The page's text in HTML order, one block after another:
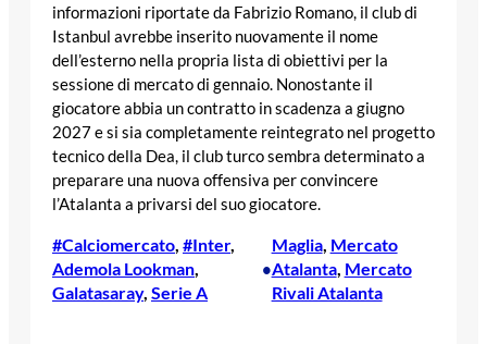
informazioni riportate da Fabrizio Romano, il club di
Istanbul avrebbe inserito nuovamente il nome
dell’esterno nella propria lista di obiettivi per la
sessione di mercato di gennaio. Nonostante il
giocatore abbia un contratto in scadenza a giugno
2027 e si sia completamente reintegrato nel progetto
tecnico della Dea, il club turco sembra determinato a
preparare una nuova offensiva per convincere
l’Atalanta a privarsi del suo giocatore.
#Calciomercato #Inter
Ademola Lookman
Galatasaray, Serie A
•
Maglia, Mercato
Atalanta, Mercato
Rivali Atalanta